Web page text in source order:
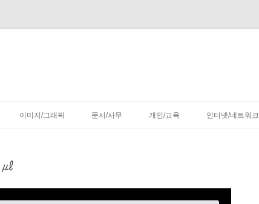
텐
이미지/그래픽 문서/사무 개인/교육 인터넷/네트워크